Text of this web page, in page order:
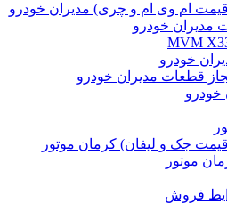
ام وی ام و چری) مدیران خودرو
مدیران خودرو
خودرو
قطعات مدیران خودرو
خودرو
جک و لیفان) کرمان موتور
موتور
فروش